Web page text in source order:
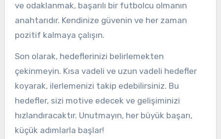
ve odaklanmak, başarılı bir futbolcu olmanın
anahtarıdır. Kendinize güvenin ve her zaman
pozitif kalmaya çalışın.
Son olarak, hedeflerinizi belirlemekten
çekinmeyin. Kısa vadeli ve uzun vadeli hedefler
koyarak, ilerlemenizi takip edebilirsiniz. Bu
hedefler, sizi motive edecek ve gelişiminizi
hızlandıracaktır. Unutmayın, her büyük başarı,
küçük adımlarla başlar!